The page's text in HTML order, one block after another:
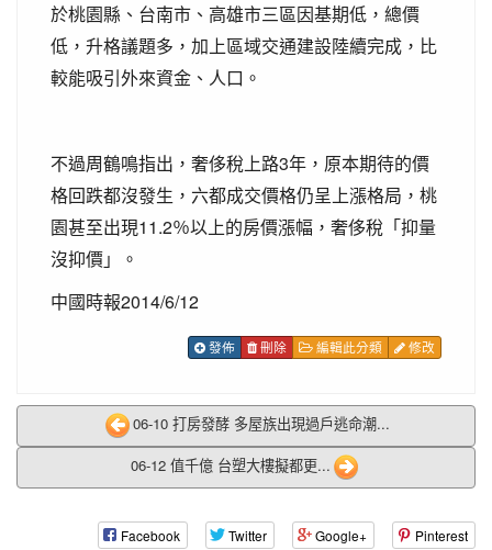
於桃園縣、台南市、高雄市三區因基期低，總價
低，升格議題多，加上區域交通建設陸續完成，比
較能吸引外來資金、人口。
不過周鶴鳴指出，奢侈稅上路3年，原本期待的價
格回跌都沒發生，六都成交價格仍呈上漲格局，桃
園甚至出現11.2％以上的房價漲幅，奢侈稅「抑量
沒抑價」。
中國時報2014/6/12
發佈 刪除 編輯此分類 修改
06-10 打房發酵 多屋族出現過戶逃命潮...
06-12 值千億 台塑大樓擬都更...
Facebook Twitter Google+ Pinterest